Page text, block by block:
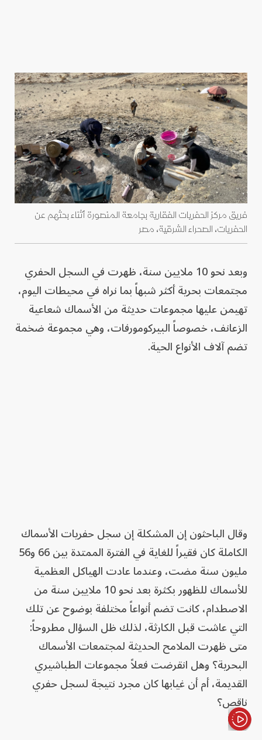
فريق مركز الحفريات الفقارية بجامعة المنصورة أثناء بحثهم عن
الحفريات، الصحراء الشرقية، مصر
وبعد نحو 10 ملايين سنة، ظهرت في السجل الحفري
مجتمعات بحرية أكثر شبهاً بما نراه في محيطات اليوم،
تهيمن عليها مجموعات حديثة من الأسماك شعاعية
الزعانف، خصوصاً البيركومورفات، وهي مجموعة ضخمة
تضم آلاف الأنواع الحية.
وقال الباحثون إن المشكلة إن سجل حفريات الأسماك
الكاملة كان فقيراً للغاية في الفترة الممتدة بين 66 و56
مليون سنة مضت، وعندما عادت الهياكل العظمية
للأسماك للظهور بكثرة بعد نحو 10 ملايين سنة من
الاصطدام، كانت تضم أنواعاً مختلفة بوضوح عن تلك
التي عاشت قبل الكارثة، لذلك ظل السؤال مطروحاً:
متى ظهرت الملامح الحديثة لمجتمعات الأسماك
البحرية؟ وهل انقرضت فعلاً مجموعات الطباشيري
القديمة، أم أن غيابها كان مجرد نتيجة لسجل حفري
ناقص؟